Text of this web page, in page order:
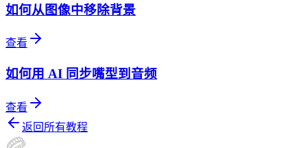
如何从图像中移除背景
查看
如何用 AI 同步嘴型到音频
查看
返回所有教程